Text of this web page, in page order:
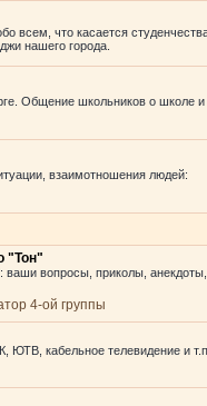
всем, что касается
нашего города.
Общение школьников о школе и
взаимотношения людей:
"Тон"
вопросы, приколы, анекдоты,
4-ой группы
ЮТВ, кабельное телевидение и